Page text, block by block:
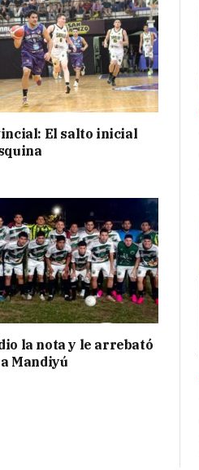
El salto inicial
la nota y le arrebató
Mandiyú